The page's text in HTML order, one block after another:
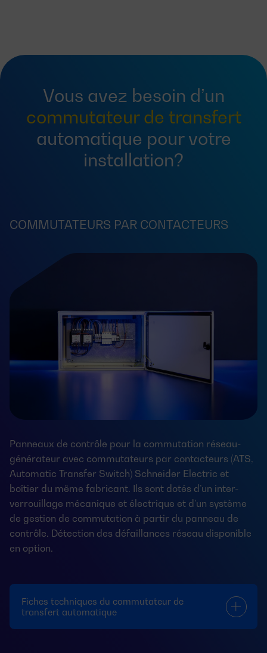
Vous avez besoin d’un
commutateur de transfert
automatique pour votre
installation?
COMMUTATEURS PAR CONTACTEURS
Panneaux de contrôle pour la commutation réseau-
générateur avec commutateurs par contacteurs (ATS,
Automatic Transfer Switch) Schneider Electric et
boîtier du même fabricant. Ils sont dotés d’un inter-
verrouillage mécanique et électrique et d’un système
de gestion de commutation à partir du panneau de
contrôle. Détection des défaillances réseau disponible
en option.
Fiches techniques du commutateur de
transfert automatique